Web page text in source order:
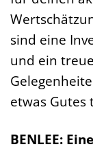
sind eine
und ein
etwas Gutes
BENLEE: